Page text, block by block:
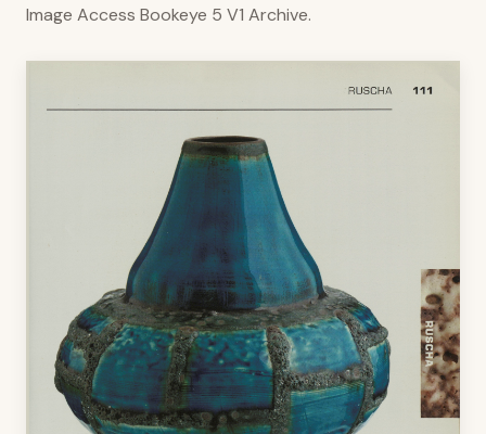
Image Access Bookeye 5 V1 Archive.